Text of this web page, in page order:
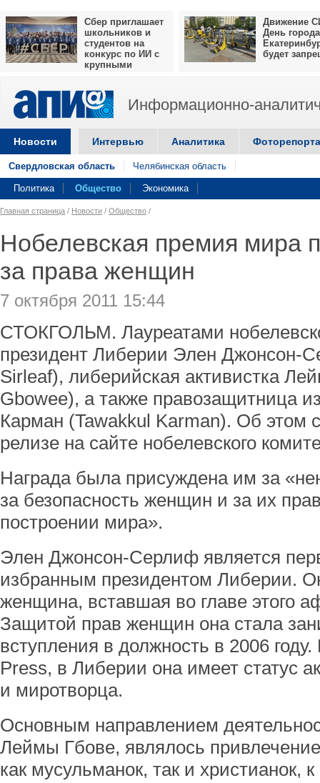
Сбер приглашает
школьников и
студентов на
конкурс по ИИ с
крупными
Движение
День города
будет
Информационно-
Новости Интервью Аналитика
Свердловская область Челябинская область
Политика Общество Экономика
Главная страница / Новости / Общество /
Нобелевская премия мира
за права женщин
7 октября 2011 15:44
СТОКГОЛЬМ. Лауреатами
президент Либерии Элен Джонсон-
Sirleaf), либерийская активистка
Gbowee), а также правозащитница
Карман (Tawakkul Karman). Об этом
релизе на сайте нобелевского
Награда была присуждена им за
за безопасность женщин и за их
построении мира».
Элен Джонсон-Серлиф является
избранным президентом Либерии.
женщина, вставшая во главе этого
Защитой прав женщин она стала
вступления в должность в 2006
Press, в Либерии она имеет статус
и миротворца.
Основным направлением
Леймы Гбове, являлось
как мусульманок, так и христианок,